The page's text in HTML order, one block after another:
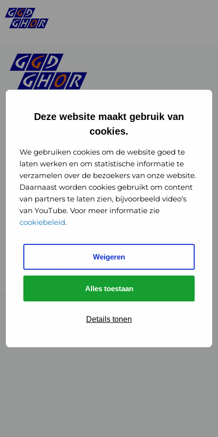
Deze website maakt gebruik van
cookies.
We gebruiken cookies om de website goed te
laten werken en om statistische informatie te
verzamelen over de bezoekers van onze website.
Daarnaast worden cookies gebruikt om content
van partners te laten zien, bijvoorbeeld video's
van YouTube. Voor meer informatie zie
cookiebeleid.
Weigeren
Alles toestaan
Details tonen
of
GGD
GHOR
Nederland
Instagram
of
GGD
GHOR
Nederland
GGD Reizen op social media
GGD Reizen
GGD Reisvaccinaties